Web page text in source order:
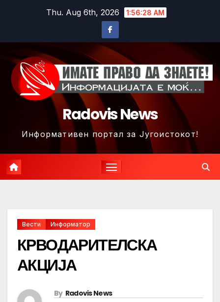
Thu. Aug 6th, 2026 1:56:31 AM
Radovis News
Информативен портал за Југоистокот!
Вести Информатор
КРВОДАРИТЕЛСКА
АКЦИЈА
By Radovis News